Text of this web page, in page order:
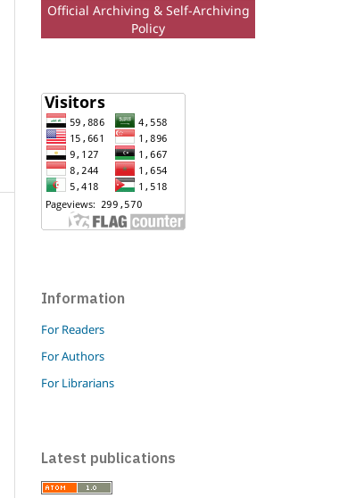
Official Archiving & Self-Archiving
Policy
Information
For Readers
For Authors
For Librarians
Latest publications